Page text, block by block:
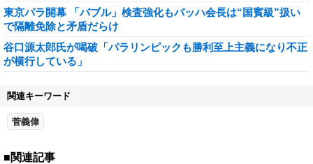
東京パラ開幕 「バブル」検査強化もバッハ会長は“国賓級”扱い
で隔離免除と矛盾だらけ
谷口源太郎氏が喝破「パラリンピックも勝利至上主義になり不正
が横行している」
関連キーワード
菅義偉
■関連記事